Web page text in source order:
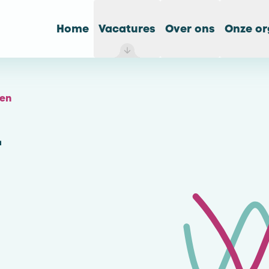
Home Vacatures Over ons Onze